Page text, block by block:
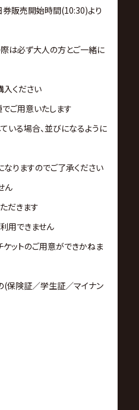
販売開始時間(10:30)より
は必ず大人の方とご一緒に
ください
ご用意いたします
いる場合、並びになるように
りますのでご了承ください
ん
だきます
用できません
ケットのご用意ができかねま
(保険証／学生証／マイナン